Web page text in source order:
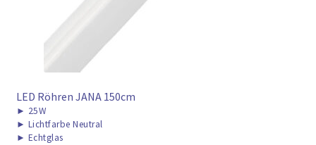
LED Röhren JANA 150cm
► 25W
► Lichtfarbe Neutral
► Echtglas